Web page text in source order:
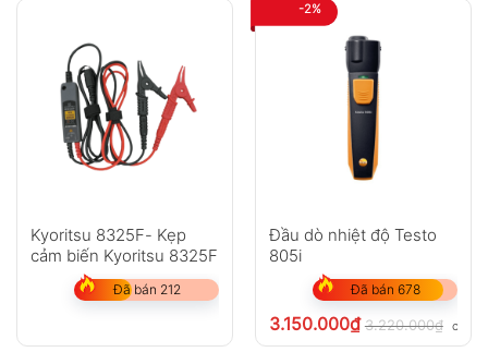
Kyoritsu 8325F- Kẹp
cảm biến Kyoritsu 8325F
Đã bán 212
-2%
Đầu dò nhiệt độ Testo
805i
Đã bán 678
3.150.000₫ 3.220.000₫ chưa